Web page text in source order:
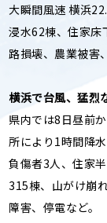
大瞬間風速 横浜
浸水62棟、住家床
路損壊、農業被害
横浜で台風、猛烈
県内では8日昼前
所により1時間降
負傷者3人、住家
315棟、山がけ崩
障害、停電など。